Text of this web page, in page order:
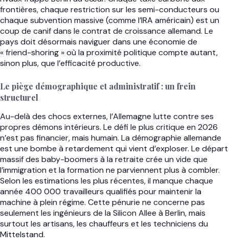
frontières, chaque restriction sur les semi-conducteurs ou
chaque subvention massive (comme l’IRA américain) est un
coup de canif dans le contrat de croissance allemand. Le
pays doit désormais naviguer dans une économie de
« friend-shoring » où la proximité politique compte autant,
sinon plus, que l’efficacité productive.
Le piège démographique et administratif : un frein
structurel
Au-delà des chocs externes, l’Allemagne lutte contre ses
propres démons intérieurs. Le défi le plus critique en 2026
n’est pas financier, mais humain. La démographie allemande
est une bombe à retardement qui vient d’exploser. Le départ
massif des baby-boomers à la retraite crée un vide que
l’immigration et la formation ne parviennent plus à combler.
Selon les estimations les plus récentes, il manque chaque
année 400 000 travailleurs qualifiés pour maintenir la
machine à plein régime. Cette pénurie ne concerne pas
seulement les ingénieurs de la Silicon Allee à Berlin, mais
surtout les artisans, les chauffeurs et les techniciens du
Mittelstand.